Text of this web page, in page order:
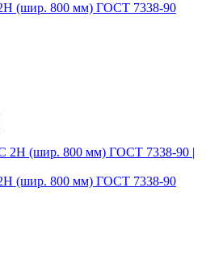
(шир. 800 мм) ГОСТ 7338-90
(шир. 800 мм) ГОСТ 7338-90